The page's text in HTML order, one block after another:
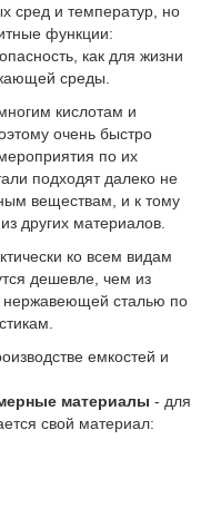
сред и температур, но
функции:
как для жизни
среды.
кислотам и
очень быстро
по их
подходят далеко не
веществам, и к тому
других материалов.
ко всем видам
дешевле, чем из
сталью по
емкостей и
материалы - для
свой материал: